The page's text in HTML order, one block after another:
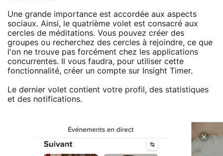
Une grande importance est accordée aux aspects
sociaux. Ainsi, le quatrième volet est consacré aux
cercles de méditations. Vous pouvez créer des
groupes ou recherchez des cercles à rejoindre, ce que
l'on ne trouve pas forcément chez les applications
concurrentes. Il vous faudra, pour utiliser cette
fonctionnalité, créer un compte sur Insight Timer.
Le dernier volet contient votre profil, des statistiques
et des notifications.